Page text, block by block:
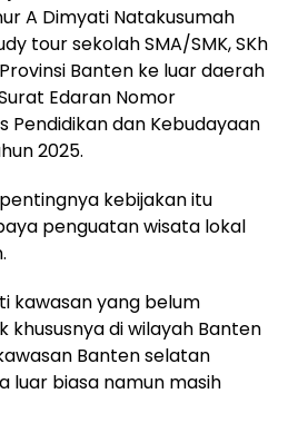
A Dimyati Natakusumah
tour sekolah SMA/SMK, SKh
Banten ke luar daerah
Edaran Nomor
Pendidikan dan Kebudayaan
2025.
kebijakan itu
penguatan wisata lokal
kawasan yang belum
khususnya di wilayah Banten
Banten selatan
luar biasa namun masih